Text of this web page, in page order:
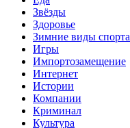
Звёзды
Здоровье
Зимние виды спорта
Игры
Импортозамещение
Интернет
Истории
Компании
Криминал
Культура